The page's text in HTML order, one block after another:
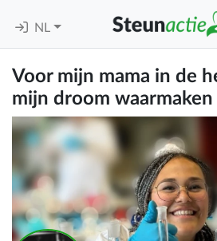
NL
Voor mijn mama in de
mijn droom waarmaken